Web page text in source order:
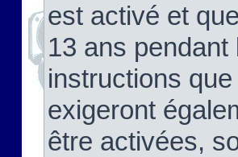
est activé et
13 ans pendant
instructions
exigeront
être activées,